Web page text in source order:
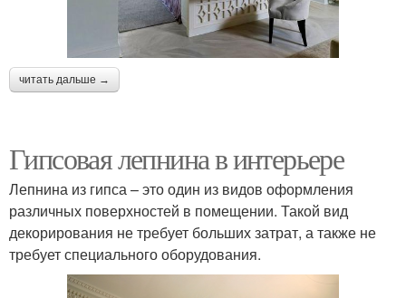
читать дальше →
Гипсовая лепнина в интерьере
Лепнина из гипса – это один из видов оформления
различных поверхностей в помещении. Такой вид
декорирования не требует больших затрат, а также не
требует специального оборудования.